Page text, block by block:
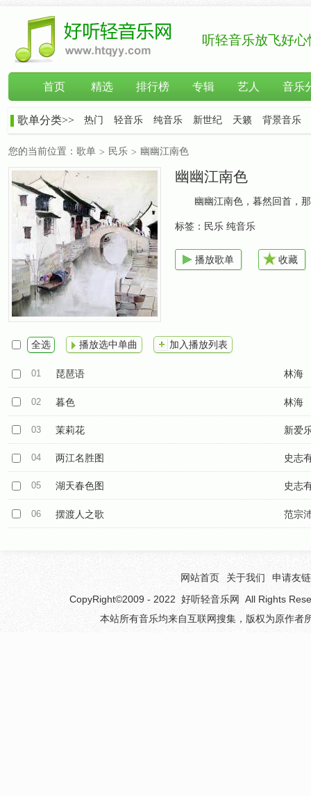
听轻音乐放飞好心
首页 精选 排行榜 专辑 艺人 音乐
歌单分类>> 热门 轻音乐 纯音乐 新世纪 天籁 背景音乐
您的当前位置： 歌单 > 民乐 > 幽幽江南色
幽幽江南色
幽幽江南色，暮然回首，
标签： 民乐 纯音乐
播放歌单 收藏
全选 播放选中单曲 加入播放列表
01 琵琶语 林海
02 暮色 林海
03 茉莉花 新爱
04 两江名胜图 史志
05 湖天春色图 史志
06 摆渡人之歌 范宗
网站首页 关于我们
申请友链
CopyRight©2009 - 2022 好听轻音乐网
All Rights
本站所有音乐均来自互联网搜集，版权为原作者